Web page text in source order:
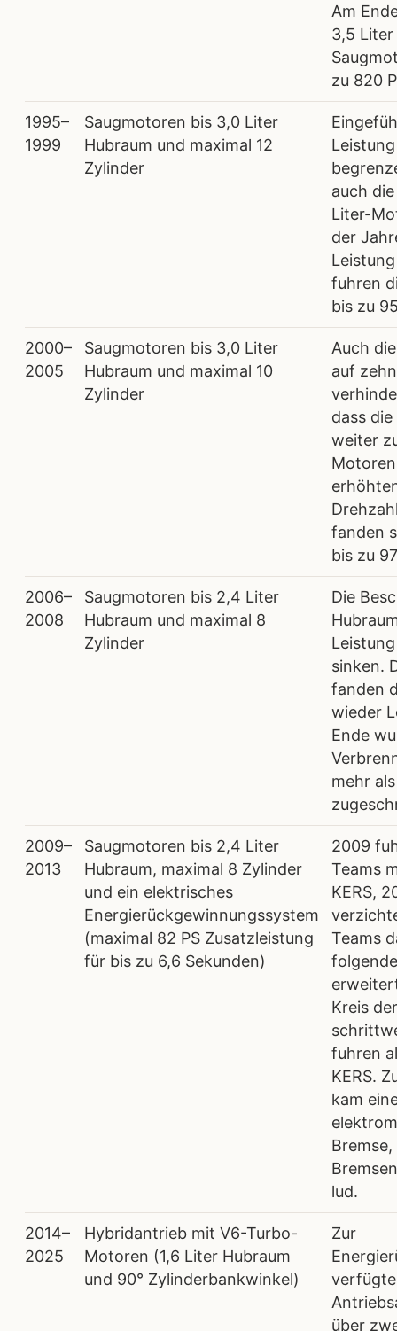
Am
3,5
zu 820
1995–
1999
Saugmotoren bis 3,0 Liter
Hubraum und maximal 12
Zylinder
auch
Liter-
der
fuhren
bis zu
2000–
2005
Saugmotoren bis 3,0 Liter
Hubraum und maximal 10
Zylinder
Auch
auf
dass
weiter
fanden
bis zu
2006–
2008
Saugmotoren bis 2,4 Liter
Hubraum und maximal 8
Zylinder
Die
sinken.
fanden
wieder
Ende
mehr
2009–
2013
Saugmotoren bis 2,4 Liter
Hubraum, maximal 8 Zylinder
und ein elektrisches
Energierückgewinnungssystem
(maximal 82 PS Zusatzleistung
für bis zu 6,6 Sekunden)
2009
Teams
KERS,
Teams
Kreis
fuhren
KERS.
kam
lud.
2014–
2025
Hybridantrieb mit V6-Turbo-
Motoren (1,6 Liter Hubraum
und 90° Zylinderbankwinkel)
Zur
über